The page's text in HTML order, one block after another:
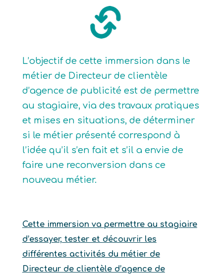
L’objectif de cette immersion dans le
métier de Directeur de clientèle
d’agence de publicité est de permettre
au stagiaire, via des travaux pratiques
et mises en situations, de déterminer
si le métier présenté correspond à
l’idée qu’il s’en fait et s’il a envie de
faire une reconversion dans ce
nouveau métier.
Cette immersion va permettre au stagiaire
d’essayer, tester et découvrir les
différentes activités du métier de
Directeur de clientèle d’agence de